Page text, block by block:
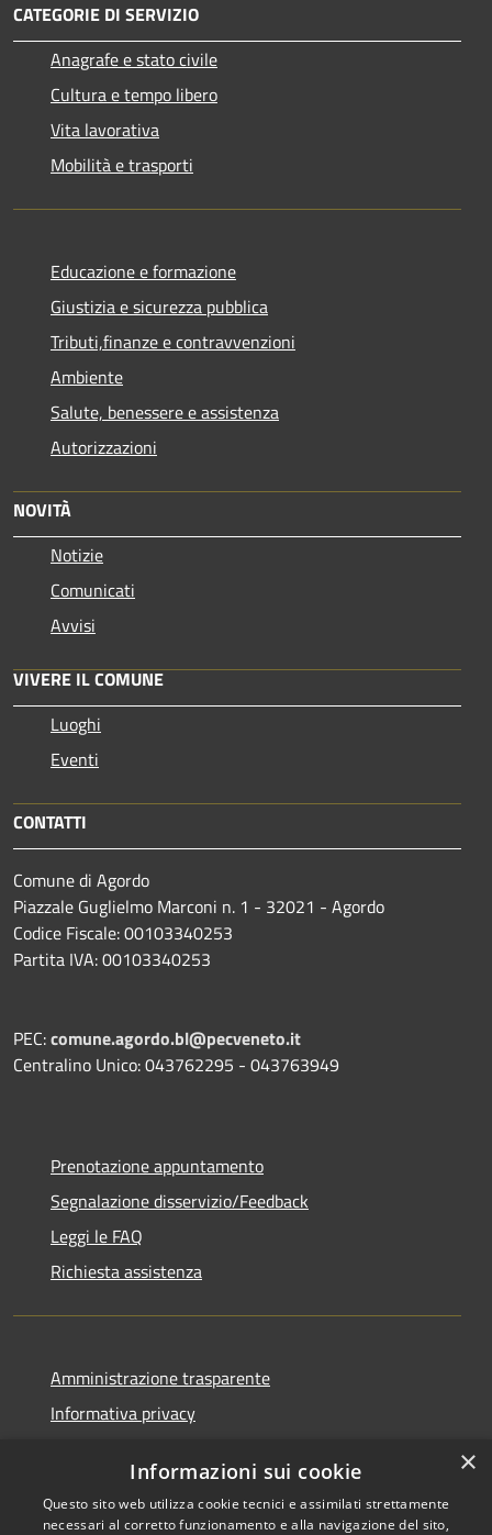
CATEGORIE DI SERVIZIO
Anagrafe e stato civile
Cultura e tempo libero
Vita lavorativa
Mobilità e trasporti
Educazione e formazione
Giustizia e sicurezza pubblica
Tributi,finanze e contravvenzioni
Ambiente
Salute, benessere e assistenza
Autorizzazioni
NOVITÀ
Notizie
Comunicati
Avvisi
VIVERE IL COMUNE
Luoghi
Eventi
CONTATTI
Comune di Agordo
Piazzale Guglielmo Marconi n. 1 - 32021 - Agordo
Codice Fiscale: 00103340253
Partita IVA: 00103340253
PEC:comune.agordo.bl@pecveneto.it
Centralino Unico: 043762295 - 043763949
Prenotazione appuntamento
Segnalazione disservizio/Feedback
Leggi le FAQ
Richiesta assistenza
Amministrazione trasparente
Informativa privacy
Dichiarazione di accessibilità
×
Informazioni sui cookie
Questo sito web utilizza cookie tecnici e assimilati strettamente
necessari al corretto funzionamento e alla navigazione del sito,